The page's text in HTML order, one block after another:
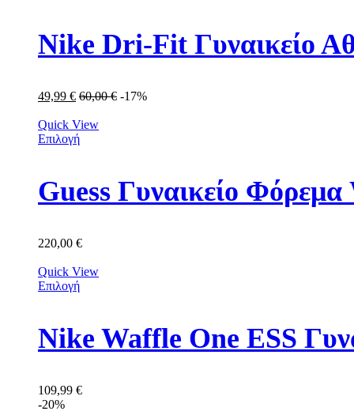
Nike Dri-Fit Γυναικείο
49,99 € 60,00€ -17%
Quick View
Επιλογή
Guess Γυναικείο
220,00 €
Quick View
Επιλογή
Nike Waffle One ESS
109,99 €
-20%